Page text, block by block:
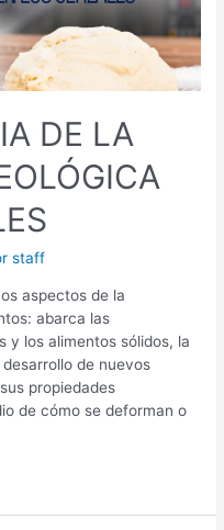
DE LA
staff
aspectos de la
abarca las
y los alimentos sólidos, la
de nuevos
propiedades
de cómo se deforman o